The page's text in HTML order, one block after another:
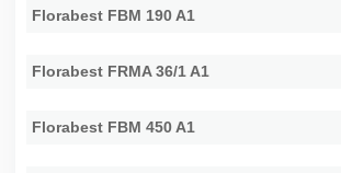
Florabest FBM 190 A1
Florabest FRMA 36/1 A1
Florabest FBM 450 A1